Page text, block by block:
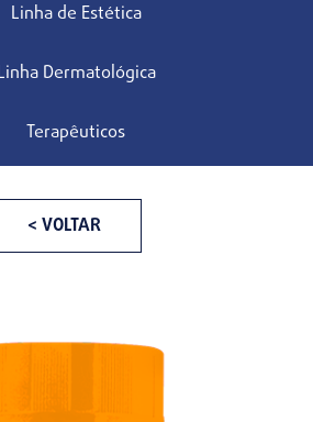
Linha de Estética
Dermatológica
Terapêuticos
< VOLTAR